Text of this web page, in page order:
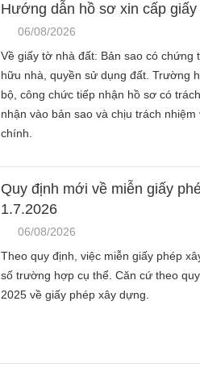
Hướng dẫn hồ sơ xin cấp
06/08/2026
Về giấy tờ nhà đất: Bản sao có
hữu nhà, quyền sử dụng đất. Trường
bộ, công chức tiếp nhận hồ sơ có
nhận vào bản sao và chịu trách
chính.
Quy định mới về miễn giấy
1.7.2026
06/08/2026
Theo quy định, việc miễn giấy phép
số trường hợp cụ thể. Căn cứ theo
2025 về giấy phép xây dựng.